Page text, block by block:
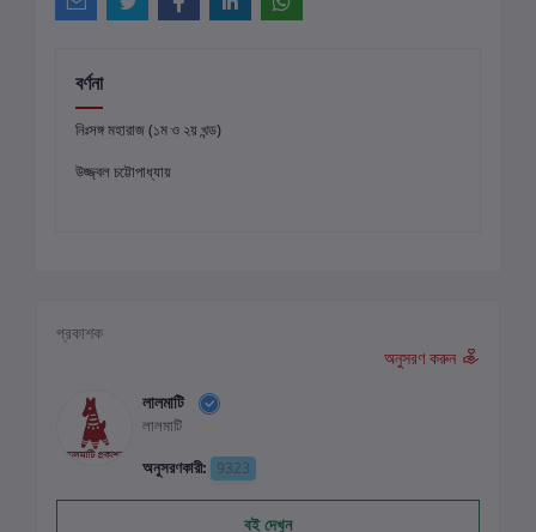
বর্ণনা
নিঃসঙ্গ মহারাজ (১ম ও ২য় খন্ড)
উজ্জ্বল চট্টোপাধ্যায়
প্রকাশক
অনুসরণ করুন
লালমাটি
লালমাটি
অনুসরণকারী: 9323
বই দেখুন